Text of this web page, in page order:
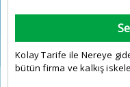
Kolay Tarife ile Nereye
bütün firma ve kalkış